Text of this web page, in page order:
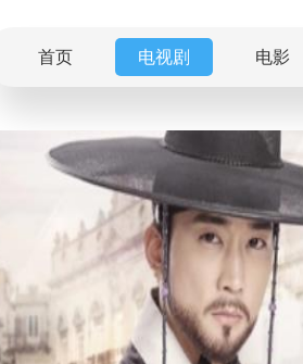
首页 电视剧 电影